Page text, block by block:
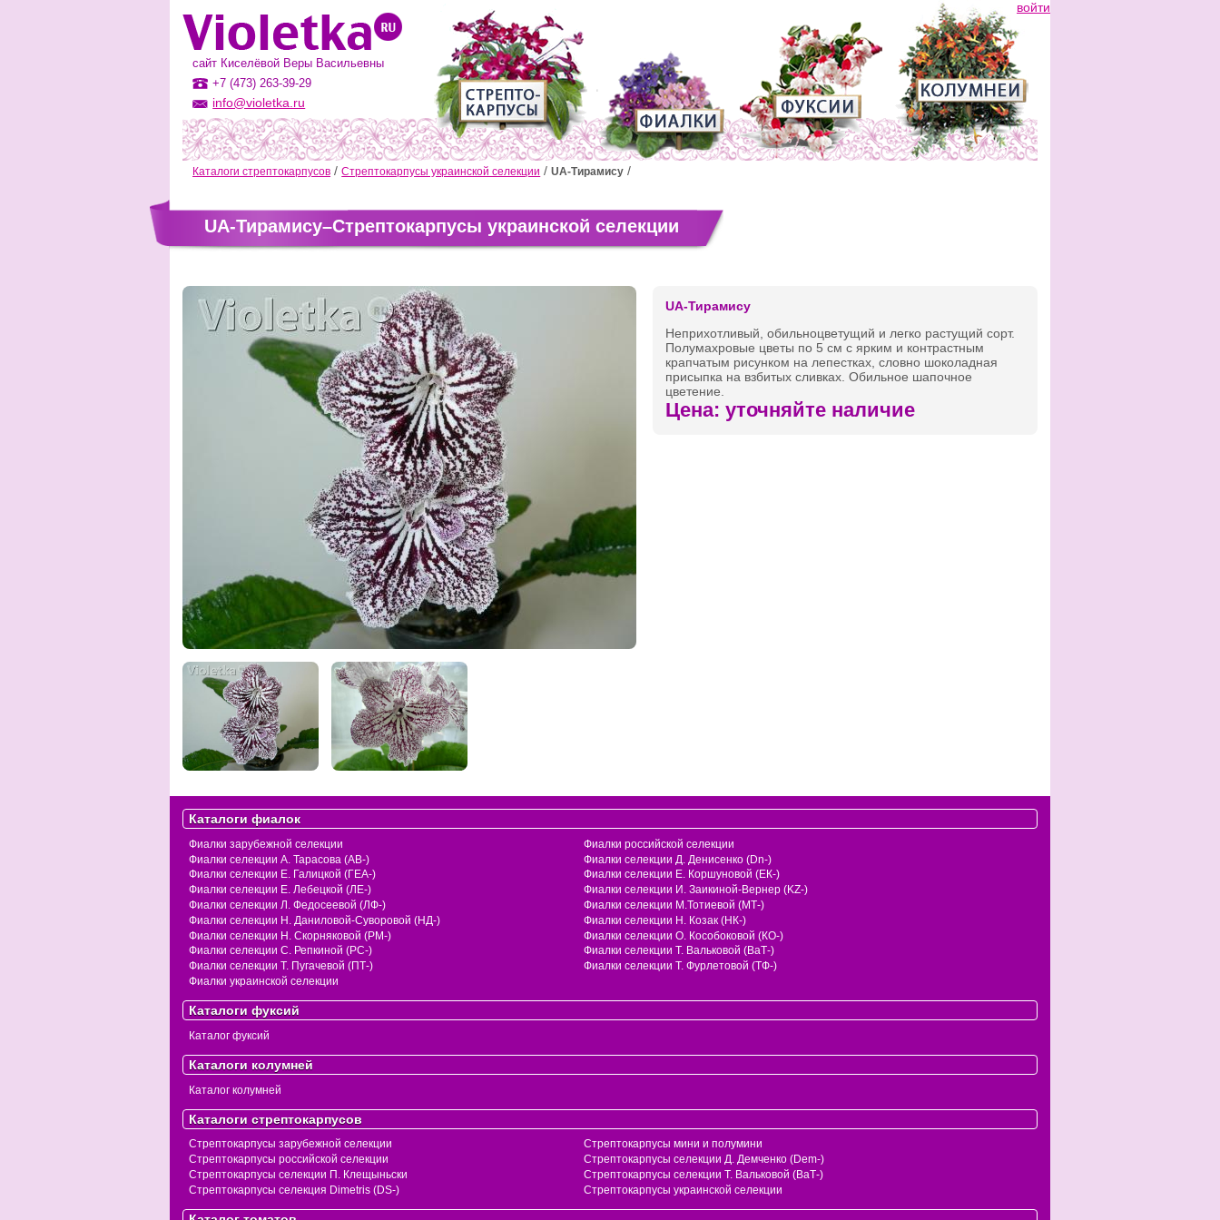
войти
сайт Киселёвой Веры Васильевны
+7 (473) 263-39-29
info@violetka.ru
Каталоги стрептокарпусов Стрептокарпусы украинской селекции UA-Тирамису
UA-Тирамису–Стрептокарпусы украинской селекции
UA-Тирамису
Неприхотливый, обильноцветущий и легко растущий сорт.
Полумахровые цветы по 5 см с ярким и контрастным
крапчатым рисунком на лепестках, словно шоколадная
присыпка на взбитых сливках. Обильное шапочное
цветение.
Цена: уточняйте наличие
Каталоги фиалок
Фиалки зарубежной селекции
Фиалки российской селекции
Фиалки селекции А. Тарасова (АВ-)
Фиалки селекции Д. Денисенко (Dn-)
Фиалки селекции Е. Галицкой (ГЕА-)
Фиалки селекции Е. Коршуновой (ЕК-)
Фиалки селекции Е. Лебецкой (ЛЕ-)
Фиалки селекции И. Заикиной-Вернер (KZ-)
Фиалки селекции Л. Федосеевой (ЛФ-)
Фиалки селекции М.Тотиевой (МТ-)
Фиалки селекции Н. Даниловой-Суворовой (НД-)
Фиалки селекции Н. Козак (НК-)
Фиалки селекции Н. Скорняковой (РМ-)
Фиалки селекции О. Кособоковой (КО-)
Фиалки селекции С. Репкиной (РС-)
Фиалки селекции Т. Вальковой (ВаТ-)
Фиалки селекции Т. Пугачевой (ПТ-)
Фиалки селекции Т. Фурлетовой (ТФ-)
Фиалки украинской селекции
Каталоги фуксий
Каталог фуксий
Каталоги колумней
Каталог колумней
Каталоги стрептокарпусов
Стрептокарпусы зарубежной селекции
Стрептокарпусы мини и полумини
Стрептокарпусы российской селекции
Стрептокарпусы селекции Д. Демченко (Dem-)
Стрептокарпусы селекции П. Клещыньски
Стрептокарпусы селекции Т. Вальковой (ВаТ-)
Стрептокарпусы селекция Dimetris (DS-)
Стрептокарпусы украинской селекции